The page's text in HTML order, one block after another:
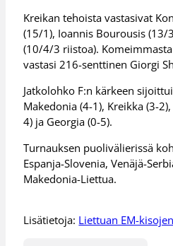
Kreikan tehoista vastasivat
(15/1), Ioannis Bourousis (13/
(10/4/3 riistoa).
vastasi 216-senttinen Giorgi
Jatkolohko F:n kärkeen
Makedonia (4-1), Kreikka (3-
4) ja Georgia (0-5).
Turnauksen puolivälierissä
Espanja-Slovenia, Venäjä-
Makedonia-Liettua.
Lisätietoja: Liettuan EM-